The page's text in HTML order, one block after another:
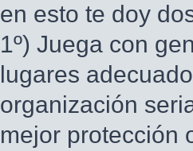
en esto te doy
1º) Juega con
lugares
organización
mejor protección